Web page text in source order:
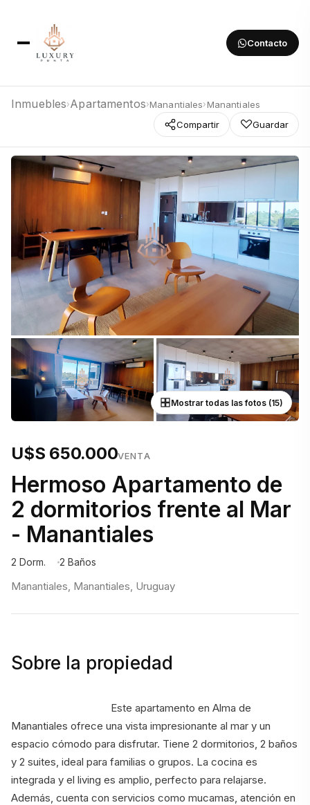
Contacto
Inmuebles›Apartamentos›Manantiales› Manantiales
Compartir
Guardar
Mostrar todas las fotos (15)
U$S 650.000VENTA
Hermoso Apartamento de
2 dormitorios frente al Mar
- Manantiales
2 Dorm. 2 Baños
Manantiales, Manantiales, Uruguay
Sobre la propiedad
Manantiales ofrece una vista impresionante al mar y un
espacio cómodo para disfrutar. Tiene 2 dormitorios, 2 baños
y 2 suites, ideal para familias o grupos. La cocina es
integrada y el living es amplio, perfecto para relajarse.
Además, cuenta con servicios como mucamas, atención en